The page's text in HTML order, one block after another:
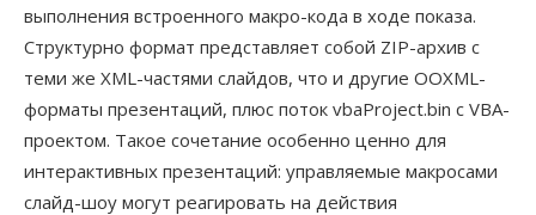
выполнения встроенного макро-кода в ходе показа.
Структурно формат представляет собой ZIP-архив с
теми же XML-частями слайдов, что и другие OOXML-
форматы презентаций, плюс поток vbaProject.bin с VBA-
проектом. Такое сочетание особенно ценно для
интерактивных презентаций: управляемые макросами
слайд-шоу могут реагировать на действия